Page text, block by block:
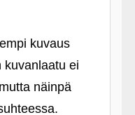
kuvaus
kuvanlaatu ei
näinpä